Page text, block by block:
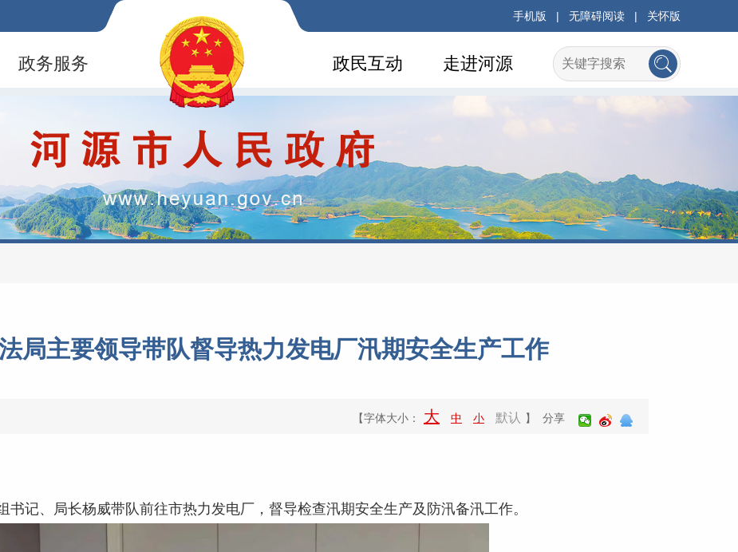
手机版 | 无障碍阅读 | 关怀版
政务服务 走进河源
政民互动
局主要领导带队督导热力发电厂汛期安全生产工作
【字体大小： 大 中 小 默认 】 分享
书记、局长杨威带队前往市热力发电厂，督导检查汛期安全生产及防汛备汛工作。